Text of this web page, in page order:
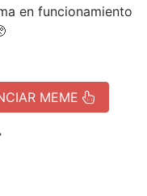
en funcionamiento
MEME